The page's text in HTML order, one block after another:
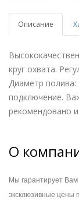
Описание
круг охвата.
Диаметр
подключение.
рекомендовано
О
Мы гарантирует
эксклюзивные цены